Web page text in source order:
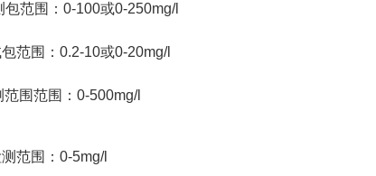
包范围：0-100或0-250mg/l
范围：0.2-10或0-20mg/l
范围范围：0-500mg/l
范围：0-5mg/l